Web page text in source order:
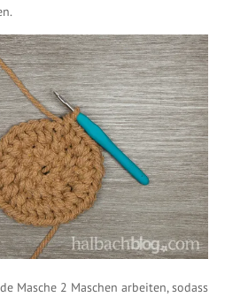
Masche 2 Maschen arbeiten, sodass